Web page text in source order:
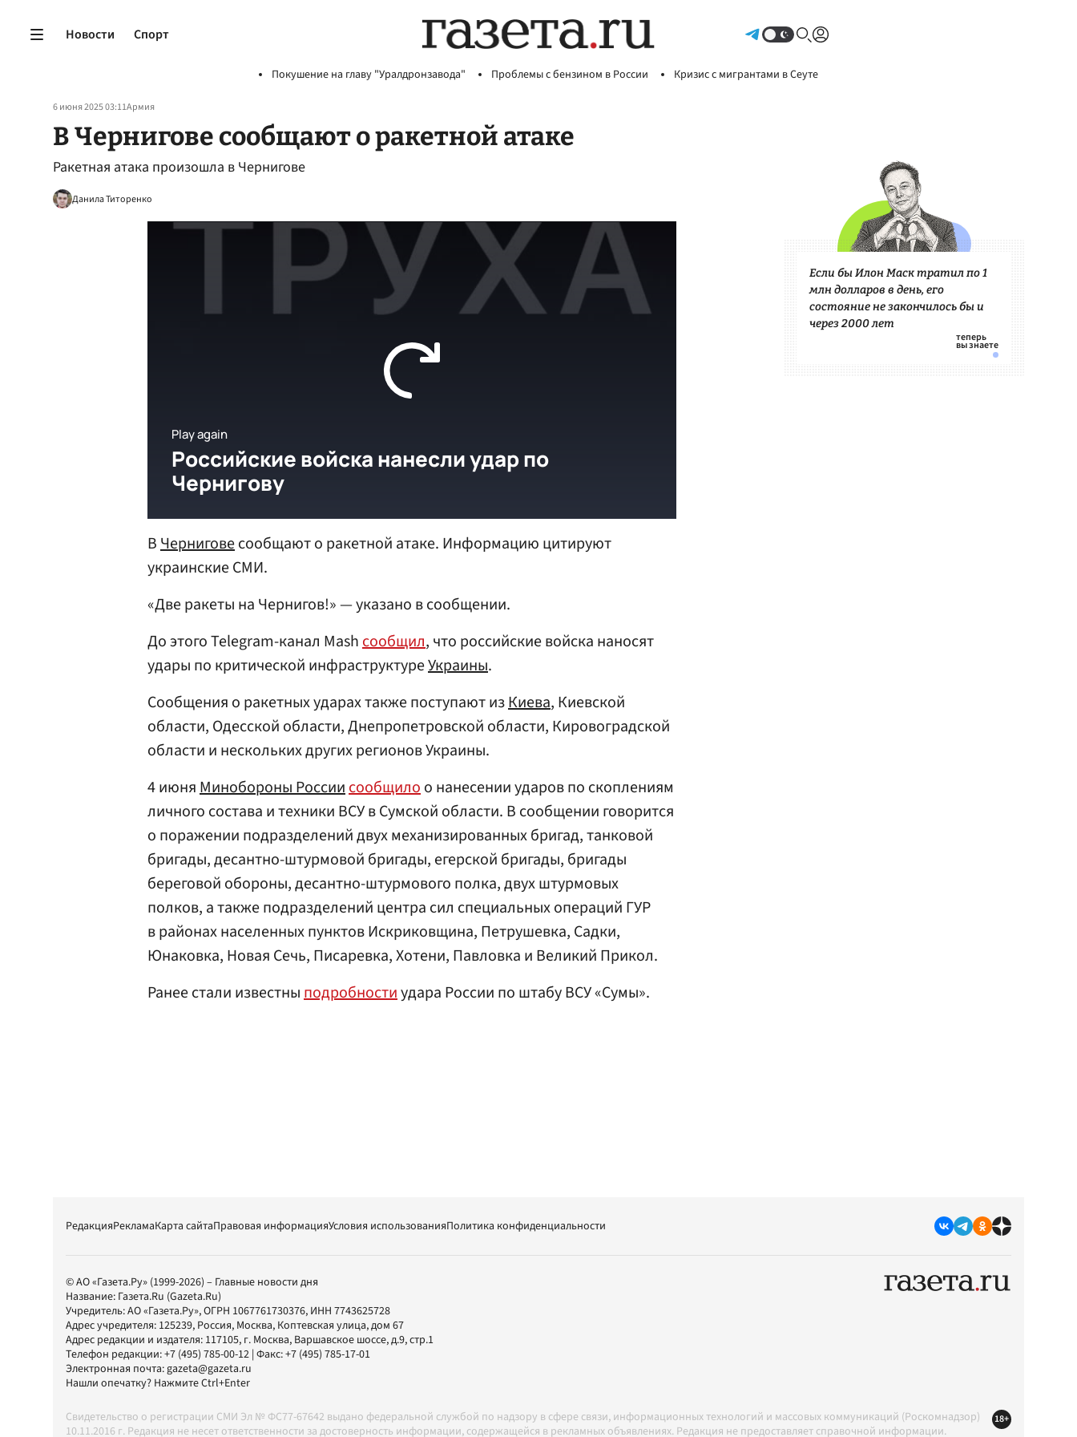
Новости Спорт
Покушение на главу "Уралдронзавода" Проблемы с бензином в России Кризис с мигрантами в Сеуте
6 июня 2025 03:11Армия
В Чернигове сообщают о ракетной атаке
Ракетная атака произошла в Чернигове
Данила Титоренко
ВЧерниговесообщают о ракетной атаке. Информацию цитируют
украинские СМИ.
«Две ракеты на Чернигов!» — указано в сообщении.
До этого Telegram-канал Mashсообщил, что российские войска наносят
удары по критической инфраструктуреУкраины.
Сообщения о ракетных ударах также поступают изКиева, Киевской
области, Одесской области, Днепропетровской области, Кировоградской
области и нескольких других регионов Украины.
4 июняМинобороны Россиисообщилоо нанесении ударов по скоплениям
личного состава и техники ВСУ в Сумской области. В сообщении говорится
о поражении подразделений двух механизированных бригад, танковой
бригады, десантно-штурмовой бригады, егерской бригады, бригады
береговой обороны, десантно-штурмового полка, двух штурмовых
полков, а также подразделений центра сил специальных операций ГУР
в районах населенных пунктов Искриковщина, Петрушевка, Садки,
Юнаковка, Новая Сечь, Писаревка, Хотени, Павловка и Великий Прикол.
Ранее стали известныподробностиудара России по штабу ВСУ «Сумы».
Если бы Илон Маск тратил по 1
млн долларов в день, его
состояние не закончилось бы и
через 2000 лет
РедакцияРекламаКарта сайтаПравовая информацияУсловия использованияПолитика конфиденциальности
© АО «Газета.Ру» (1999-2026) – Главные новости дня
Название: Газета.Ru (Gazeta.Ru)
Учредитель:АО «Газета.Ру», ОГРН 1067761730376, ИНН 7743625728
Адрес учредителя: 125239, Россия, Москва, Коптевская улица, дом 67
Адрес редакции и издателя: 117105, г. Москва, Варшавское шоссе, д.9, стр.1
Телефон редакции:+7 (495) 785-00-12 | Факс:+7 (495) 785-17-01
Электронная почта:gazeta@gazeta.ru
Нашли опечатку? Нажмите Ctrl+Enter
Свидетельство о регистрации СМИ Эл № ФС77-67642 выдано федеральной службой по надзору в сфере связи, информационных технологий и массовых коммуникаций (Роскомнадзор)
10.11.2016 г. Редакция не несет ответственности за достоверность информации, содержащейся в рекламных объявлениях. Редакция не предоставляет справочной информации.
18+